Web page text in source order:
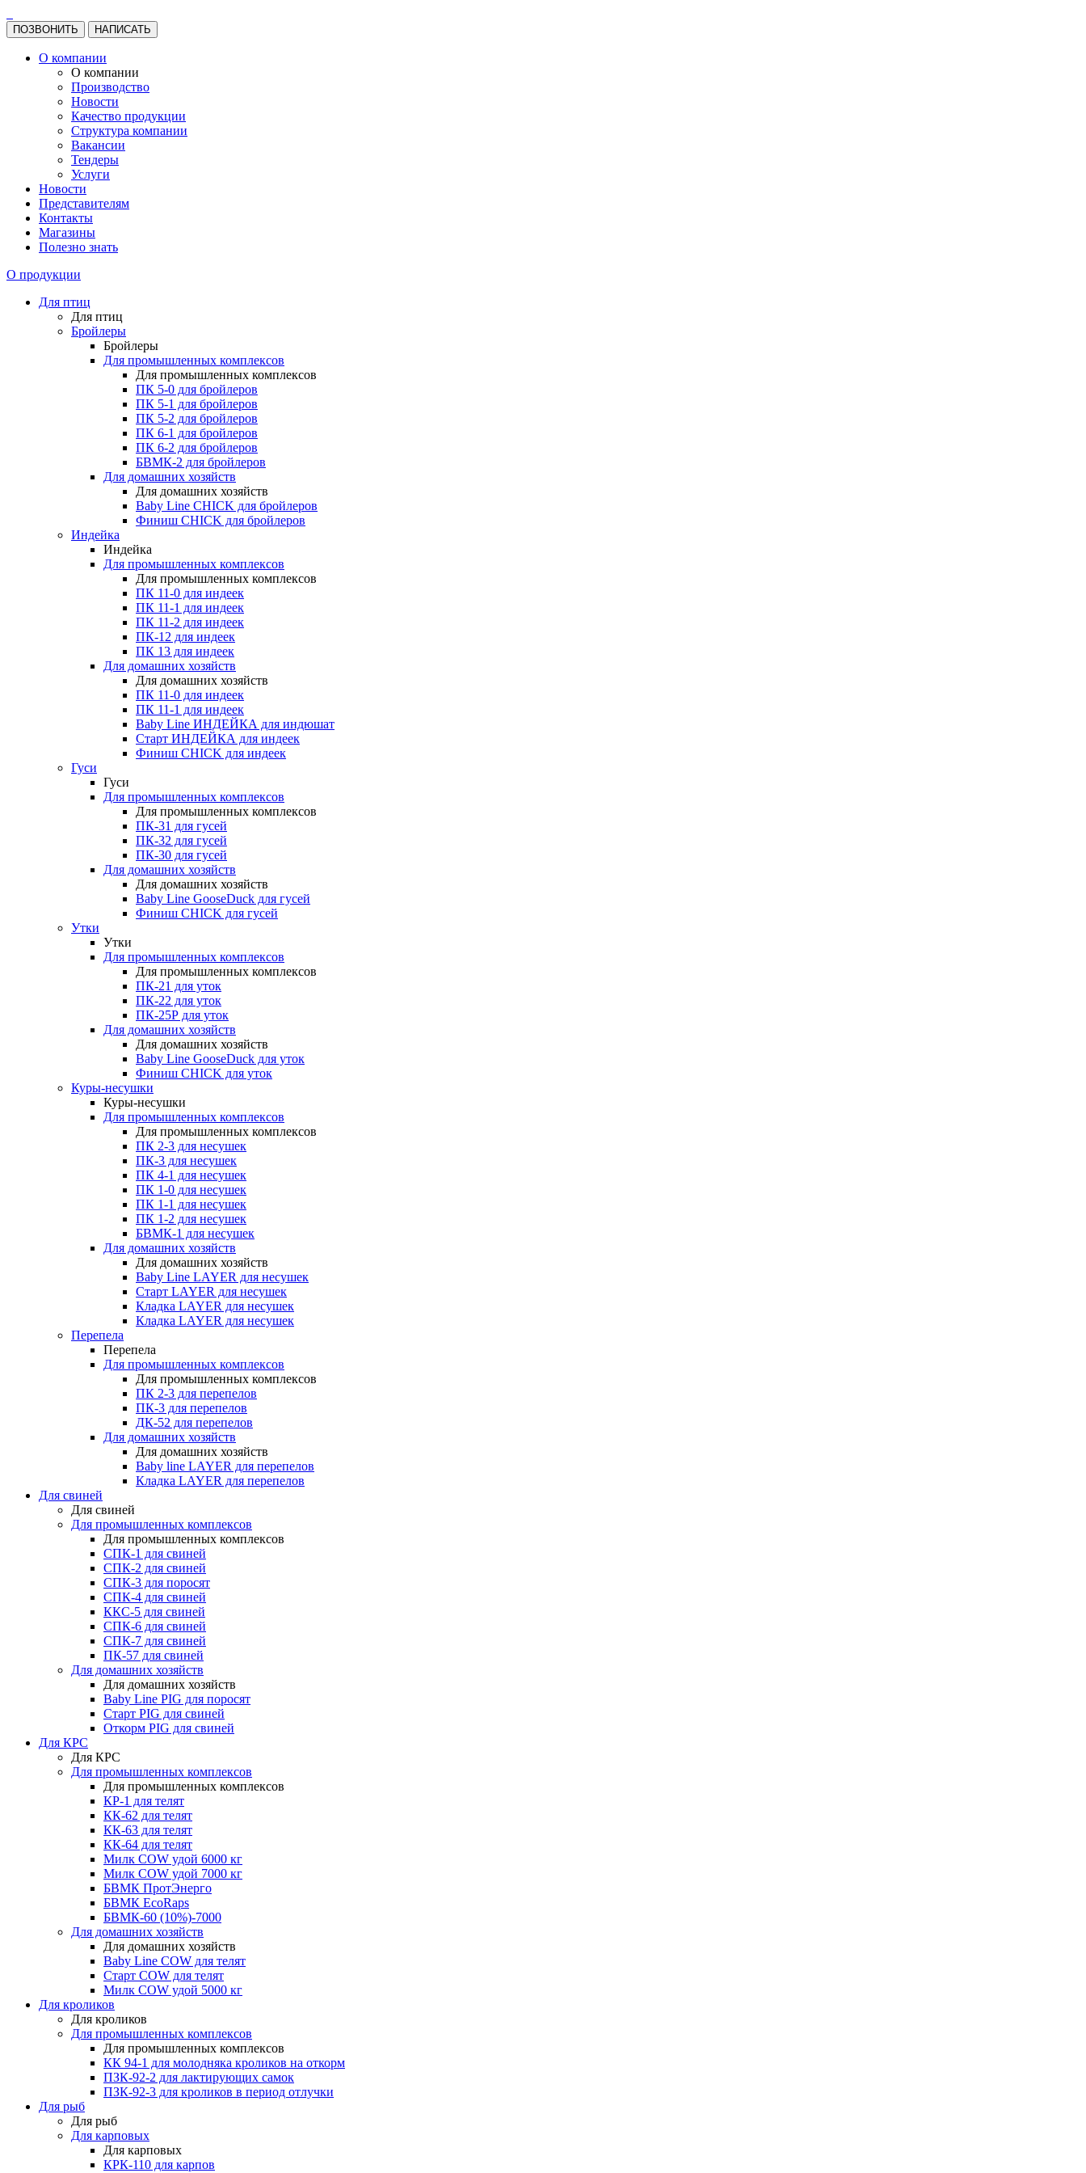
ПОЗВОНИТЬ НАПИСАТЬ
О компании
О компании
Производство
Новости
Качество продукции
Структура компании
Вакансии
Тендеры
Услуги
Новости
Представителям
Контакты
Магазины
Полезно знать
О продукции
Для птиц
Для птиц
Бройлеры
Бройлеры
Для промышленных комплексов
Для промышленных комплексов
ПК 5-0 для бройлеров
ПК 5-1 для бройлеров
ПК 5-2 для бройлеров
ПК 6-1 для бройлеров
ПК 6-2 для бройлеров
БВМК-2 для бройлеров
Для домашних хозяйств
Для домашних хозяйств
Baby Line CHICK для бройлеров
Финиш CHICK для бройлеров
Индейка
Индейка
Для промышленных комплексов
Для промышленных комплексов
ПК 11-0 для индеек
ПК 11-1 для индеек
ПК 11-2 для индеек
ПК-12 для индеек
ПК 13 для индеек
Для домашних хозяйств
Для домашних хозяйств
ПК 11-0 для индеек
ПК 11-1 для индеек
Baby Line ИНДЕЙКА для индюшат
Старт ИНДЕЙКА для индеек
Финиш CHICK для индеек
Гуси
Гуси
Для промышленных комплексов
Для промышленных комплексов
ПК-31 для гусей
ПК-32 для гусей
ПК-30 для гусей
Для домашних хозяйств
Для домашних хозяйств
Baby Line GooseDuck для гусей
Финиш CHICK для гусей
Утки
Утки
Для промышленных комплексов
Для промышленных комплексов
ПК-21 для уток
ПК-22 для уток
ПК-25Р для уток
Для домашних хозяйств
Для домашних хозяйств
Baby Line GooseDuck для уток
Финиш CHICK для уток
Куры-несушки
Куры-несушки
Для промышленных комплексов
Для промышленных комплексов
ПК 2-3 для несушек
ПК-3 для несушек
ПК 4-1 для несушек
ПК 1-0 для несушек
ПК 1-1 для несушек
ПК 1-2 для несушек
БВМК-1 для несушек
Для домашних хозяйств
Для домашних хозяйств
Baby Line LAYER для несушек
Старт LAYER для несушек
Кладка LAYER для несушек
Кладка LAYER для несушек
Перепела
Перепела
Для промышленных комплексов
Для промышленных комплексов
ПК 2-3 для перепелов
ПК-3 для перепелов
ДК-52 для перепелов
Для домашних хозяйств
Для домашних хозяйств
Baby line LAYER для перепелов
Кладка LAYER для перепелов
Для свиней
Для свиней
Для промышленных комплексов
Для промышленных комплексов
СПК-1 для свиней
СПК-2 для свиней
СПК-3 для поросят
СПК-4 для свиней
ККС-5 для свиней
СПК-6 для свиней
СПК-7 для свиней
ПК-57 для свиней
Для домашних хозяйств
Для домашних хозяйств
Baby Line PIG для поросят
Старт PIG для свиней
Откорм PIG для свиней
Для КРС
Для КРС
Для промышленных комплексов
Для промышленных комплексов
КР-1 для телят
КК-62 для телят
КК-63 для телят
КК-64 для телят
Милк COW удой 6000 кг
Милк COW удой 7000 кг
БВМК ПротЭнерго
БВМК EcoRaps
БВМК-60 (10%)-7000
Для домашних хозяйств
Для домашних хозяйств
Baby Line COW для телят
Старт COW для телят
Милк COW удой 5000 кг
Для кроликов
Для кроликов
Для промышленных комплексов
Для промышленных комплексов
КК 94-1 для молодняка кроликов на откорм
ПЗК-92-2 для лактирующих самок
ПЗК-92-3 для кроликов в период отлучки
Для рыб
Для рыб
Для карповых
Для карповых
КРК-110 для карпов